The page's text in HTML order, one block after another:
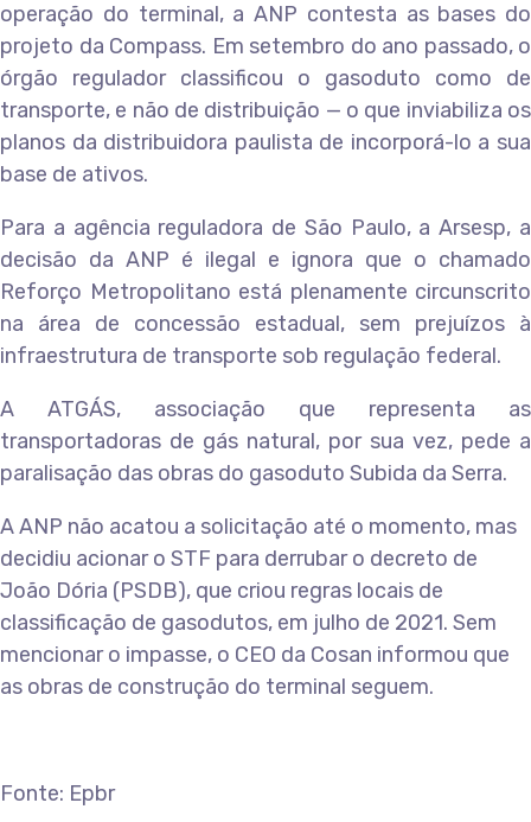
operação do terminal, a ANP contesta as bases do
projeto da Compass. Em setembro do ano passado, o
órgão regulador classificou o gasoduto como de
transporte, e não de distribuição — o que inviabiliza os
planos da distribuidora paulista de incorporá-lo a sua
base de ativos.
Para a agência reguladora de São Paulo, a Arsesp, a
decisão da ANP é ilegal e ignora que o chamado
Reforço Metropolitano está plenamente circunscrito
na área de concessão estadual, sem prejuízos à
infraestrutura de transporte sob regulação federal.
A ATGÁS, associação que representa as
transportadoras de gás natural, por sua vez, pede a
paralisação das obras do gasoduto Subida da Serra.
A ANP não acatou a solicitação até o momento, mas
decidiu acionar o STF para derrubar o decreto de
João Dória (PSDB), que criou regras locais de
classificação de gasodutos, em julho de 2021. Sem
mencionar o impasse, o CEO da Cosan informou que
as obras de construção do terminal seguem.
Fonte: Epbr